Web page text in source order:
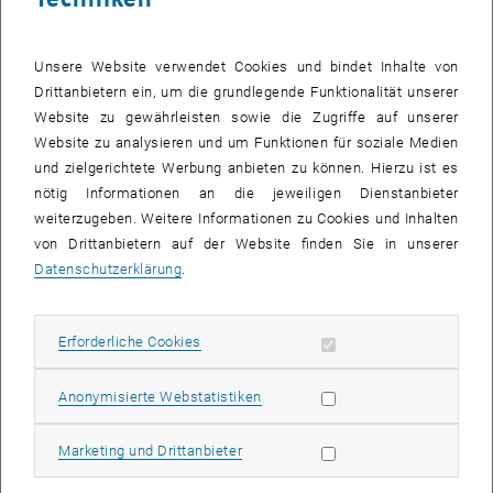
Ich benötige eine neue TUcard. Was muss ich tun?
Erster Schritt: TUcard deaktivieren
Zweiter Schritt: gegebenenfalls Verlust- bzw.
Diebstahlsanzeige
Nützliche Links
, öffnet eine externe URL in einem neuen Fenster
Unsere Website verwendet Cookies und bindet Inhalte von
Drittanbietern ein, um die grundlegende Funktionalität unserer
Website zu gewährleisten sowie die Zugriffe auf unserer
Website zu analysieren und um Funktionen für soziale Medien
und zielgerichtete Werbung anbieten zu können. Hierzu ist es
nötig Informationen an die jeweiligen Dienstanbieter
weiterzugeben. Weitere Informationen zu Cookies und Inhalten
von Drittanbietern auf der Website finden Sie in unserer
Datenschutzerklärung
Erforderliche Cookies Erforderliche Cookies zulassen
Anonymisierte WebstatistikenStatistik Cookies zulassen
Marketing und DrittanbieterMarketing Cookies zulassen